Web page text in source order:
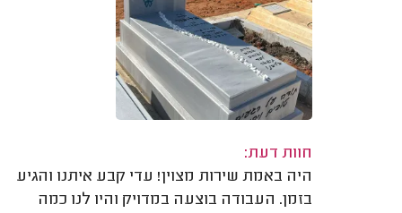
חוות דעת:
היה באמת שירות מצוין! עדי קבע איתנו והגיע
בזמן. העבודה בוצעה במדויק והיו לנו כמה